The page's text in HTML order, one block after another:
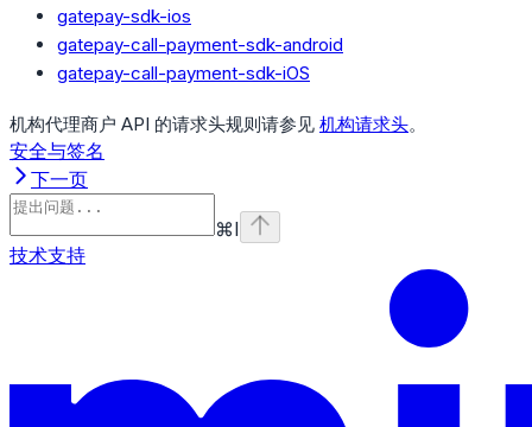
gatepay-sdk-ios
gatepay-call-payment-sdk-android
gatepay-call-payment-sdk-iOS
机构代理商户 API 的请求头规则请参见 机构请求头。
安全与签名
下一页
⌘I
技术支持